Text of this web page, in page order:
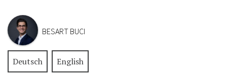
BESART BUCI
Deutsch English